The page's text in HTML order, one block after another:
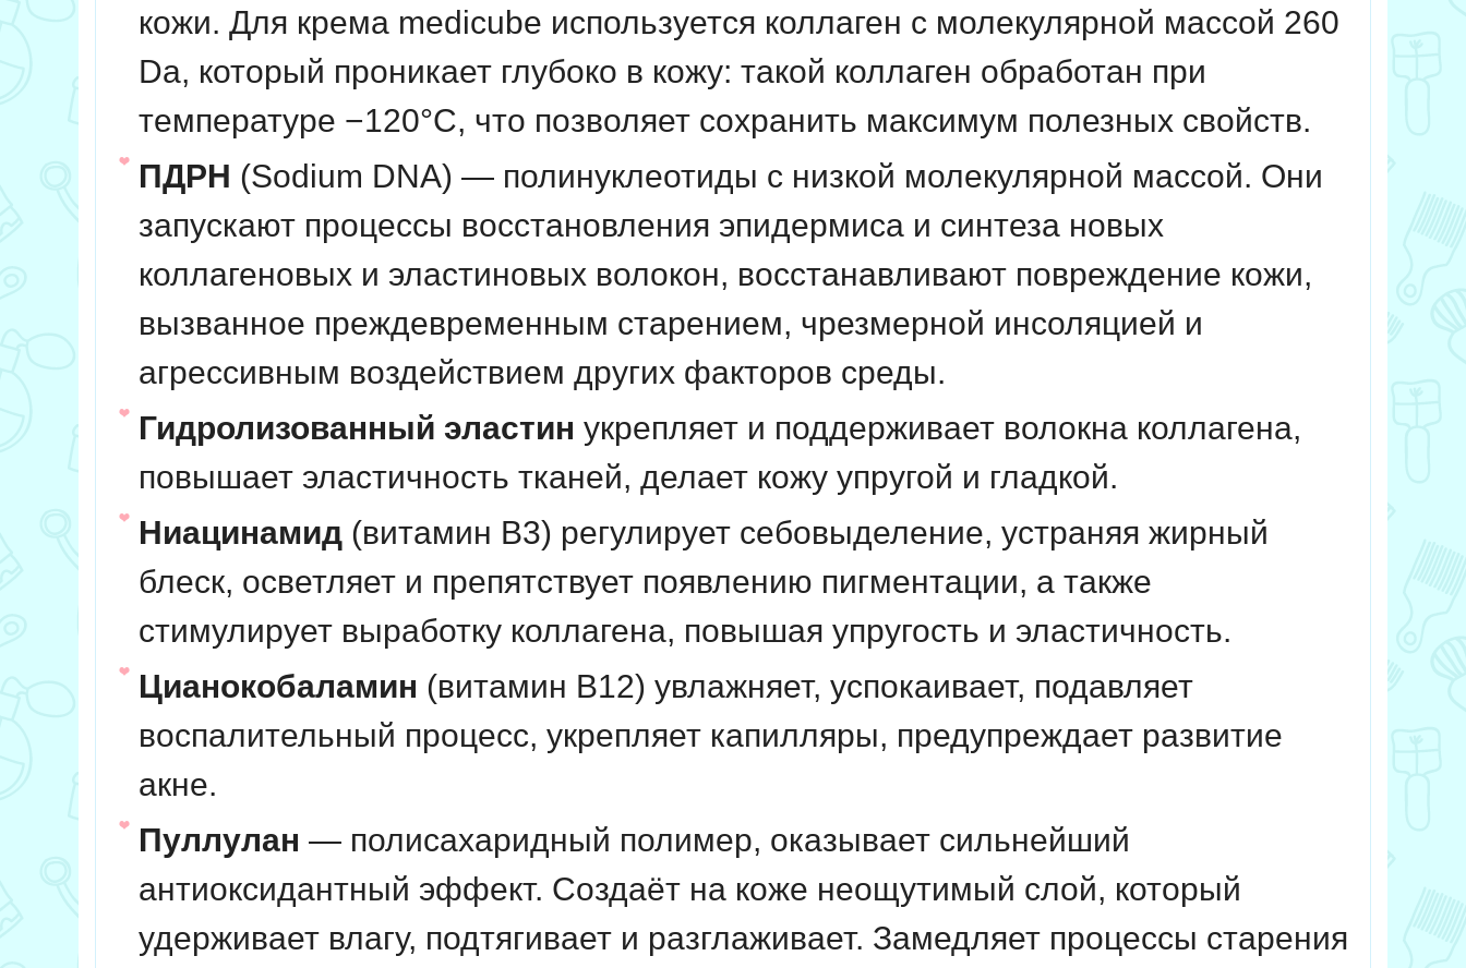
кожи. Для крема medicube используется коллаген с молекулярной массой 260
Da, который проникает глубоко в кожу: такой коллаген обработан при
температуре −120°C, что позволяет сохранить максимум полезных свойств.
ПДРН (Sodium DNA) — полинуклеотиды с низкой молекулярной массой. Они
запускают процессы восстановления эпидермиса и синтеза новых
коллагеновых и эластиновых волокон, восстанавливают повреждение кожи,
вызванное преждевременным старением, чрезмерной инсоляцией и
агрессивным воздействием других факторов среды.
Гидролизованный эластин укрепляет и поддерживает волокна коллагена,
повышает эластичность тканей, делает кожу упругой и гладкой.
Ниацинамид (витамин B3) регулирует себовыделение, устраняя жирный
блеск, осветляет и препятствует появлению пигментации, а также
стимулирует выработку коллагена, повышая упругость и эластичность.
Цианокобаламин (витамин B12) увлажняет, успокаивает, подавляет
воспалительный процесс, укрепляет капилляры, предупреждает развитие
акне.
Пуллулан — полисахаридный полимер, оказывает сильнейший
антиоксидантный эффект. Создаёт на коже неощутимый слой, который
удерживает влагу, подтягивает и разглаживает. Замедляет процессы старения